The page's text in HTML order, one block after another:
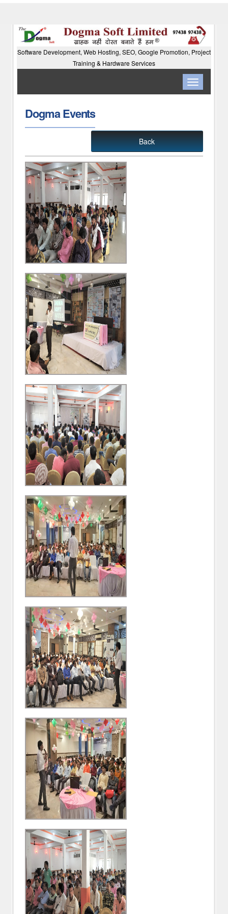
Software Development, Web Hosting, SEO, Google Promotion, Project
Training & Hardware Services
Toggle
navigation
Dogma Events
Back